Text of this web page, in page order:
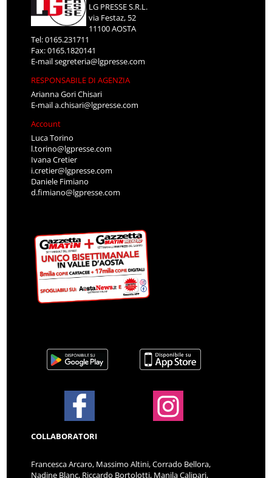
LG PRESSE S.R.L.
via Festaz, 52
11100 AOSTA
Tel: 0165.231711
Fax: 0165.1820141
E-mailsegreteria@lgpresse.com
RESPONSABILE DI AGENZIA
Arianna Gori Chisari
E-maila.chisari@lgpresse.com
Account
Luca Torino
l.torino@lgpresse.com
Ivana Cretier
i.cretier@lgpresse.com
Daniele Fimiano
d.fimiano@lgpresse.com
COLLABORATORI
Francesca Arcaro, Massimo Altini, Corrado Bellora,
Nadine Blanc, Riccardo Bortolotti, Manila Calipari,